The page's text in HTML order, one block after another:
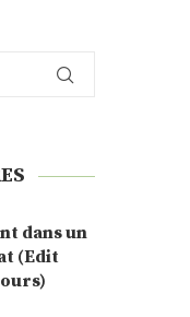
dans un
(Edit